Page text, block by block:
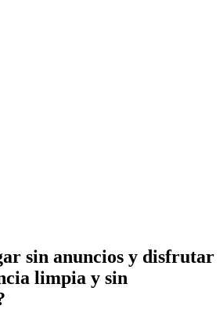
sin anuncios y disfrutar
limpia y sin